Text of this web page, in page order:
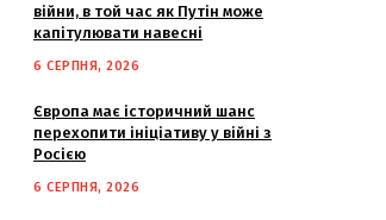
війни, в той час як Путін може
капітулювати навесні
6 СЕРПНЯ, 2026
Європа має історичний шанс
перехопити ініціативу у війні з
Росією
6 СЕРПНЯ, 2026